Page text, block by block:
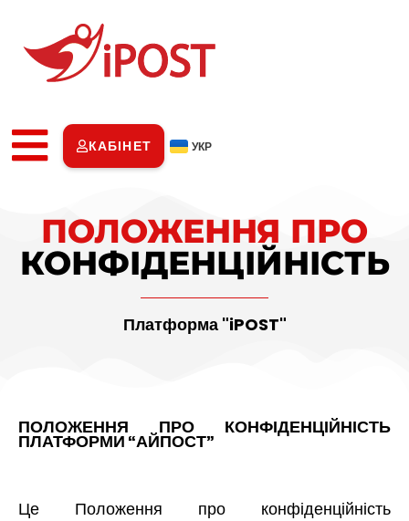
КАБІНЕТ УКР
ПОЛОЖЕННЯ ПРО
КОНФІДЕНЦІЙНІСТЬ
Платформа "iPOST"
ПОЛОЖЕННЯ ПРО КОНФІДЕНЦІЙНІСТЬ
ПЛАТФОРМИ “АЙПОСТ”
Це Положення про конфіденційність